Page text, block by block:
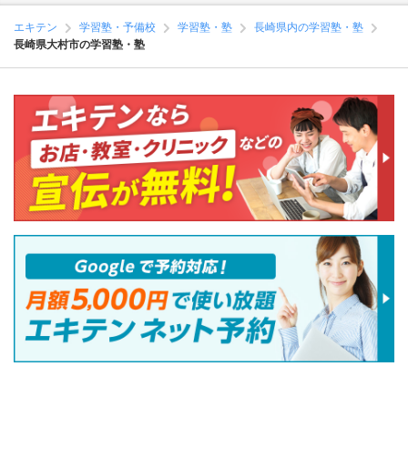
エキテン 学習塾・予備校 学習塾・塾
長崎県内の学習塾・塾
長崎県大村市の学習塾・塾